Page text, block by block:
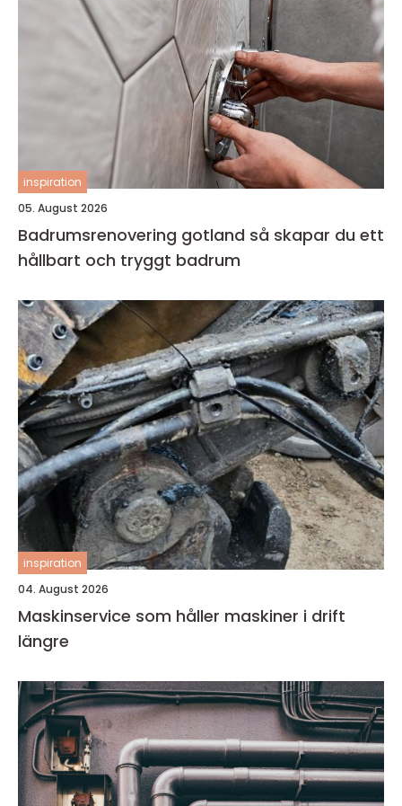
inspiration
05. August 2026
Badrumsrenovering gotland så skapar du ett
hållbart och tryggt badrum
inspiration
04. August 2026
Maskinservice som håller maskiner i drift
längre